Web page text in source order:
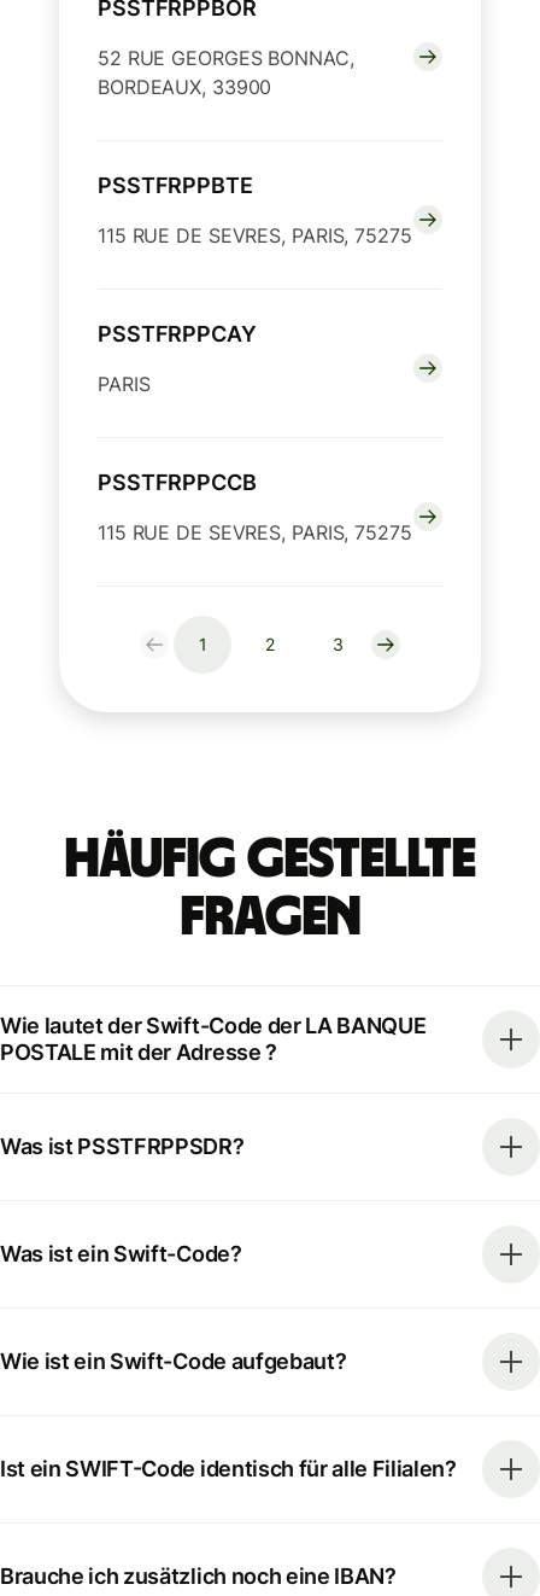
PSSTFRPPBOR
52 RUE GEORGES BONNAC,
BORDEAUX, 33900
PSSTFRPPBTE
115 RUE DE SEVRES, PARIS, 75275
PSSTFRPPCAY
PARIS
PSSTFRPPCCB
115 RUE DE SEVRES, PARIS, 75275
1 2 3
Häufig gestellte
Fragen
Wie lautet der Swift-Code der LA BANQUE
POSTALE mit der Adresse ?
Was ist PSSTFRPPSDR?
Was ist ein Swift-Code?
Wie ist ein Swift-Code aufgebaut?
Ist ein SWIFT-Code identisch für alle Filialen?
Brauche ich zusätzlich noch eine IBAN?